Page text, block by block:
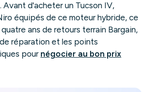
Avant d'acheter un Tucson IV,
équipés de ce moteur hybride, ce
ans de retours terrain Bargain,
réparation et les points
pour négocier au bon prix